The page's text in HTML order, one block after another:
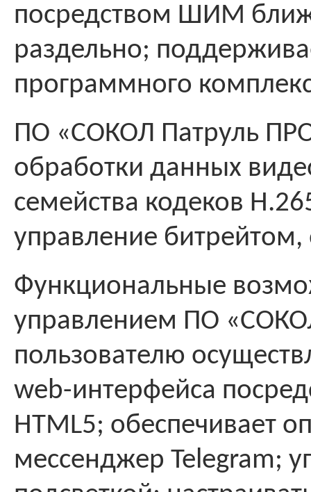
посредством ШИМ
раздельно;
программного
ПО «СОКОЛ Патруль
обработки данных
семейства кодеков
управление
Функциональные
управлением ПО
пользователю
web-интерфейса
HTML5; обеспечивает
мессенджер Telegram;